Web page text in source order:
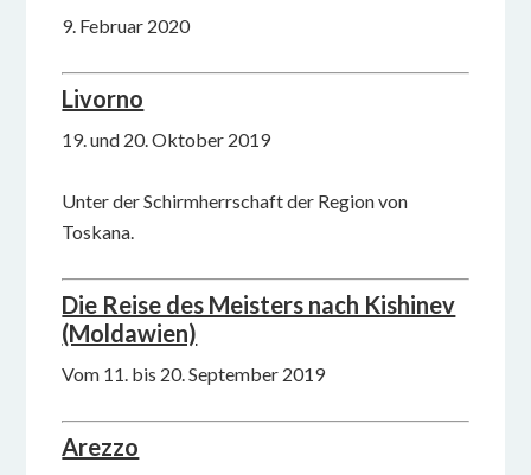
9. Februar 2020
Livorno
19. und 20. Oktober 2019
Unter der Schirmherrschaft der Region von
Toskana.
Die Reise des Meisters nach Kishinev
(Moldawien)
Vom 11. bis 20. September 2019
Arezzo